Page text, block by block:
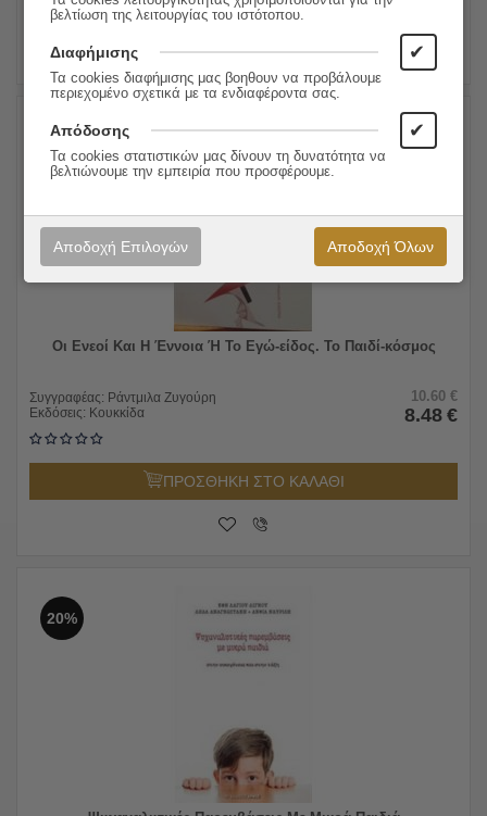
ΠΡΟΣΘΗΚΗ ΣΤΟ ΚΑΛΑΘΙ
20%
Οι Ενεοί Και Η Έννοια Ή Το Εγώ-είδος. Το Παιδί-κόσμος
Συγγραφέας: Ράντμιλα Ζυγούρη
Εκδόσεις: Κουκκίδα
10.60 €
8.48 €
ΠΡΟΣΘΗΚΗ ΣΤΟ ΚΑΛΑΘΙ
20%
βελτίωση της λειτουργίας του ιστότοπου.
Διαφήμισης ✔
Τα cookies διαφήμισης μας βοηθουν να προβάλουμε
περιεχομένο σχετικά με τα ενδιαφέροντα σας.
Απόδοσης ✔
Τα cookies στατιστικών μας δίνουν τη δυνατότητα να
βελτιώνουμε την εμπειρία που προσφέρουμε.
Αποδοχή Επιλογών Αποδοχή Όλων